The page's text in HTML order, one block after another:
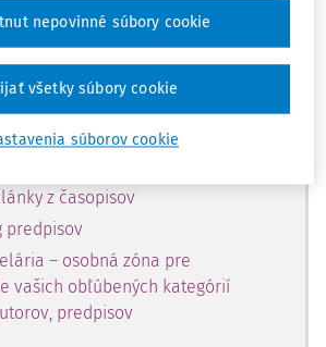
si prístup k odbornému
získajte prístup na 10 dní
stačí sa len zaregistrovať.
získate prístup aj k
vybranému obsahu:
z časopisov
predpisov
– osobná zóna pre
vašich obľúbených kategórií
predpisov
súborov cookie
nepovinné súbory cookie
všetky súbory cookie